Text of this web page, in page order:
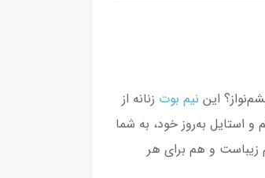
این نیم بوت زنانه از
استایل به‌روز خود، به شما
و هم برای هر